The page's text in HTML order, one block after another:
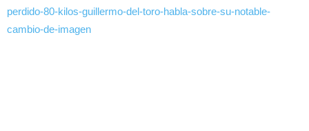
perdido-80-kilos-guillermo-del-toro-habla-sobre-su-notable-
cambio-de-imagen